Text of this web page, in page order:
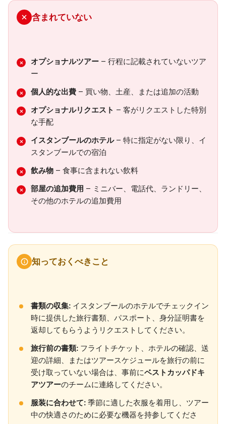
プロの英語を話すガイド
含まれていない
オプショナルツアー – 行程に記載されていないツア
ー
個人的な出費 – 買い物、土産、または追加の活動
オプショナルリクエスト – 客がリクエストした特別
な手配
イスタンブールのホテル– 特に指定がない限り、イ
スタンブールでの宿泊
飲み物 – 食事に含まれない飲料
部屋の追加費用 – ミニバー、電話代、ランドリー、
その他のホテルの追加費用
知っておくべきこと
書類の収集: イスタンブールのホテルでチェックイン
時に提供した旅行書類、パスポート、身分証明書を
返却してもらうようリクエストしてください。
旅行前の書類: フライトチケット、ホテルの確認、送
迎の詳細、またはツアースケジュールを旅行の前に
受け取っていない場合は、事前にベストカッパドキ
アツアーのチームに連絡してください。
服装に合わせて: 季節に適した衣服を着用し、ツアー
中の快適さのために必要な機器を持参してくださ